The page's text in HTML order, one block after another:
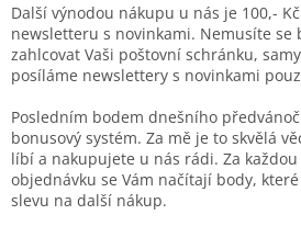
Další výnodou nákupu u nás je 100,-
newsletteru s novinkami. Nemusíte se
zahlcovat Vaši poštovní schránku,
posíláme newslettery s novinkami
Posledním bodem dnešního
bonusový systém. Za mě je to skvělá
líbí a nakupujete u nás rádi. Za
objednávku se Vám načítají body,
slevu na další nákup.